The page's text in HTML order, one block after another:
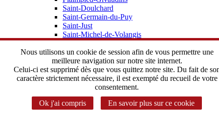
Saint-Doulchard
Saint-Germain-du-Puy
Saint-Just
Saint-Michel-de-Volangis
Trouy
Vorly
> Elus, statuts
Depuis 2002 une histoire commune
Le Bureau Communautaire
Le Conseil Communautaire
Les statuts de l'Agglomération
> Instances Communautaires
Nous utilisons un cookie de session afin de vous permettre une
meilleure navigation sur notre site internet.
Celui-ci est supprimé dès que vous quittez notre site. Du fait de
caractère strictement nécessaire, il est exempté du recueil de votre
consentement.
Ok j'ai compris
En savoir plus sur ce cookie